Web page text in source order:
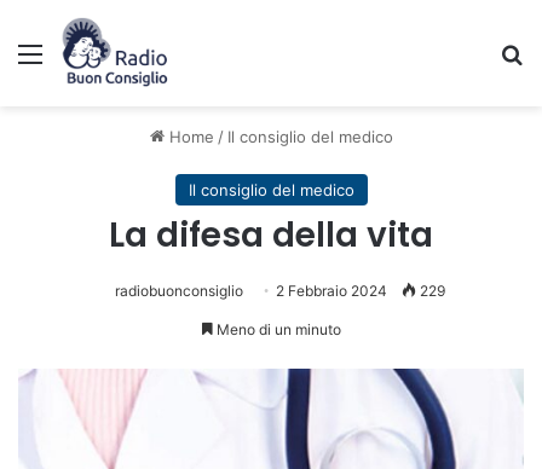
Menu
Home / Il consiglio del medico
Il consiglio del medico
La difesa della vita
radiobuonconsiglio 2 Febbraio 2024 229
Meno di un minuto